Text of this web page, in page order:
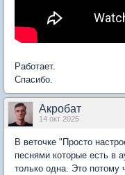
Работает.
Спасибо.
Акробат
14 окт 2025
В веточке "Просто
песнями которые есть в
только одна. Это потому